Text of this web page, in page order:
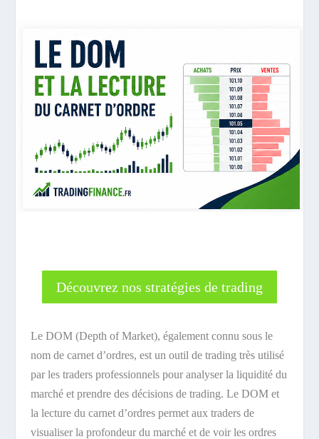
Découvrez nos stratégies de trading
Le DOM (Depth of Market), également connu sous le
nom de carnet d’ordres, est un outil de trading très utilisé
par les traders professionnels pour analyser la liquidité du
marché et prendre des décisions de trading. Le DOM et
la lecture du carnet d’ordres permet aux traders de
visualiser la profondeur du marché et de voir les ordres